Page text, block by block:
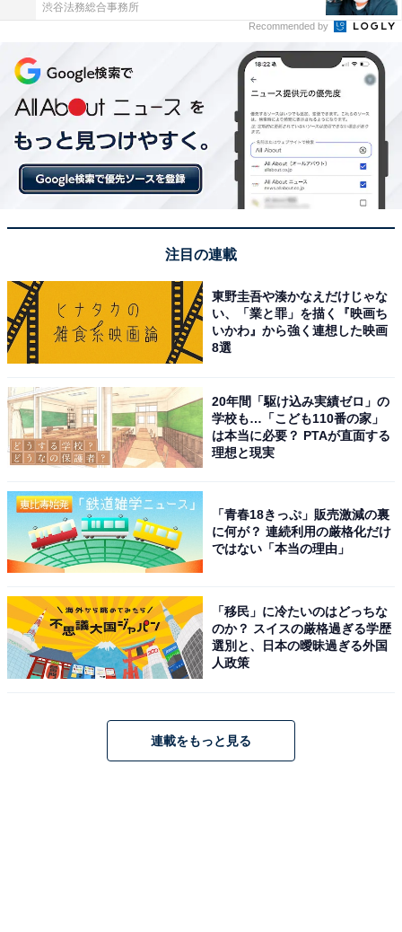
よもぎ蒸しと温泉のセットで全身がポカポカになり
ました。冷え性が気になっていたのですが、帰り道
もずっと体が温かかったです。スタッフさんの対応
も丁寧でよかったです。
武雄北方インターから3分というアクセスのよさが
んなでゆっくりできました。食事処でのランチも美
「北方温泉四季の里 七彩の湯」の
アクセスや料金情報も見る
【佐賀県の人気日帰り温泉】「天然湧出温泉 佐
渋谷法務総合事務所
Recommended by
注目の連載
東野圭吾や湊かなえだけじゃな
い、「業と罪」を描く『映画ち
いかわ』から強く連想した映画
8選
20年間「駆け込み実績ゼロ」の
学校も…「こども110番の家」
は本当に必要？ PTAが直面する
理想と現実
「青春18きっぷ」販売激減の裏
に何が？ 連続利用の厳格化だけ
ではない「本当の理由」
「移民」に冷たいのはどっちな
のか？ スイスの厳格過ぎる学歴
選別と、日本の曖昧過ぎる外国
人政策
連載をもっと見る